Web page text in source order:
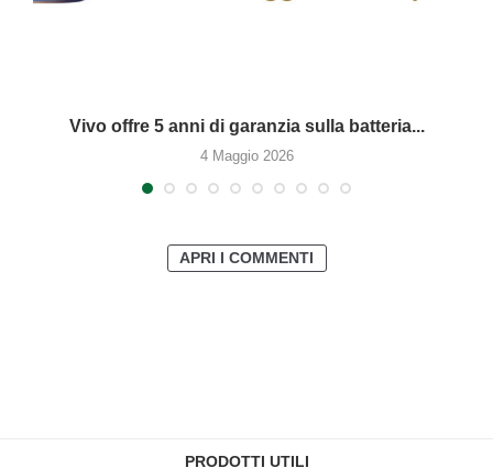
Vivo offre 5 anni di garanzia sulla batteria...
4 Maggio 2026
APRI I COMMENTI
PRODOTTI UTILI